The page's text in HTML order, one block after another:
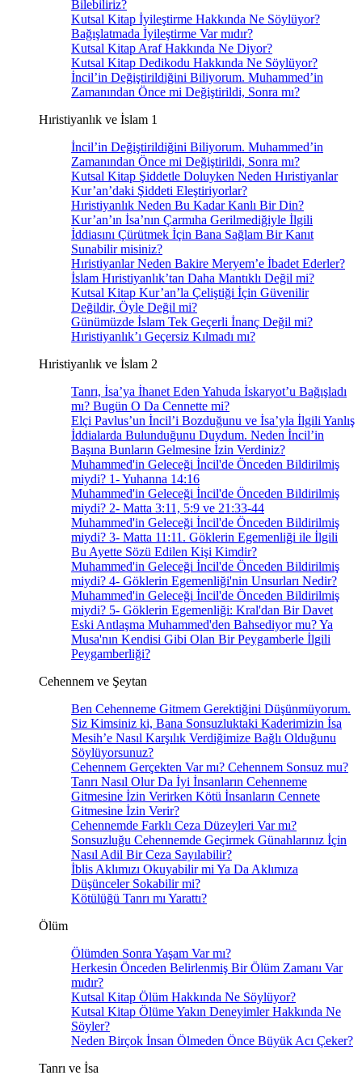
Bilebiliriz?
Kutsal Kitap İyileştirme Hakkında Ne Söylüyor?
Bağışlatmada İyileştirme Var mıdır?
Kutsal Kitap Araf Hakkında Ne Diyor?
Kutsal Kitap Dedikodu Hakkında Ne Söylüyor?
İncil’in Değiştirildiğini Biliyorum. Muhammed’in
Zamanından Önce mi Değiştirildi, Sonra mı?
Hıristiyanlık ve İslam 1
İncil’in Değiştirildiğini Biliyorum. Muhammed’in
Zamanından Önce mi Değiştirildi, Sonra mı?
Kutsal Kitap Şiddetle Doluyken Neden Hıristiyanlar
Kur’an’daki Şiddeti Eleştiriyorlar?
Hıristiyanlık Neden Bu Kadar Kanlı Bir Din?
Kur’an’ın İsa’nın Çarmıha Gerilmediğiyle İlgili
İddiasını Çürütmek İçin Bana Sağlam Bir Kanıt
Sunabilir misiniz?
Hıristiyanlar Neden Bakire Meryem’e İbadet Ederler?
İslam Hıristiyanlık’tan Daha Mantıklı Değil mi?
Kutsal Kitap Kur’an’la Çeliştiği İçin Güvenilir
Değildir, Öyle Değil mi?
Günümüzde İslam Tek Geçerli İnanç Değil mi?
Hıristiyanlık’ı Geçersiz Kılmadı mı?
Hıristiyanlık ve İslam 2
Tanrı, İsa’ya İhanet Eden Yahuda İskaryot’u Bağışladı
mı? Bugün O Da Cennette mi?
Elçi Pavlus’un İncil’i Bozduğunu ve İsa’yla İlgili Yanlış
İddialarda Bulunduğunu Duydum. Neden İncil’in
Başına Bunların Gelmesine İzin Verdiniz?
Muhammed'in Geleceği İncil'de Önceden Bildirilmiş
miydi? 1- Yuhanna 14:16
Muhammed'in Geleceği İncil'de Önceden Bildirilmiş
miydi? 2- Matta 3:11, 5:9 ve 21:33-44
Muhammed'in Geleceği İncil'de Önceden Bildirilmiş
miydi? 3- Matta 11:11. Göklerin Egemenliği ile İlgili
Bu Ayette Sözü Edilen Kişi Kimdir?
Muhammed'in Geleceği İncil'de Önceden Bildirilmiş
miydi? 4- Göklerin Egemenliği'nin Unsurları Nedir?
Muhammed'in Geleceği İncil'de Önceden Bildirilmiş
miydi? 5- Göklerin Egemenliği: Kral'dan Bir Davet
Eski Antlaşma Muhammed'den Bahsediyor mu? Ya
Musa'nın Kendisi Gibi Olan Bir Peygamberle İlgili
Peygamberliği?
Cehennem ve Şeytan
Ben Cehenneme Gitmem Gerektiğini Düşünmüyorum.
Siz Kimsiniz ki, Bana Sonsuzluktaki Kaderimizin İsa
Mesih’e Nasıl Karşılık Verdiğimize Bağlı Olduğunu
Söylüyorsunuz?
Cehennem Gerçekten Var mı? Cehennem Sonsuz mu?
Tanrı Nasıl Olur Da İyi İnsanların Cehenneme
Gitmesine İzin Verirken Kötü İnsanların Cennete
Gitmesine İzin Verir?
Cehennemde Farklı Ceza Düzeyleri Var mı?
Sonsuzluğu Cehennemde Geçirmek Günahlarınız İçin
Nasıl Adil Bir Ceza Sayılabilir?
İblis Aklımızı Okuyabilir mi Ya Da Aklımıza
Düşünceler Sokabilir mi?
Kötülüğü Tanrı mı Yarattı?
Ölüm
Ölümden Sonra Yaşam Var mı?
Herkesin Önceden Belirlenmiş Bir Ölüm Zamanı Var
mıdır?
Kutsal Kitap Ölüm Hakkında Ne Söylüyor?
Kutsal Kitap Ölüme Yakın Deneyimler Hakkında Ne
Söyler?
Neden Birçok İnsan Ölmeden Önce Büyük Acı Çeker?
Tanrı ve İsa